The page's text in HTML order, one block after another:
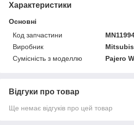
Характеристики
Основні
Код запчастини
Виробник
Сумісність з моделлю
Pajero
Відгуки про товар
Ще немає відгуків про цей товар